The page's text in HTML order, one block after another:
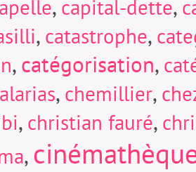
, capital-dette,
, catastrophe,
,catégorisation,
, chemillier,
, christian fauré,
,